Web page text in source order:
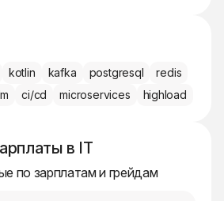
kotlin kafka postgresql
redis
ci/cd microservices highload
в IT
по зарплатам и грейдам